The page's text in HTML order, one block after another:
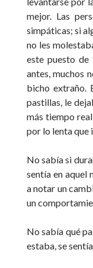
mejor. Las
simpáticas; si
no les
este puesto
antes, muchos
bicho extraño.
pastillas, le
más tiempo
por lo lenta que
No sabía si
sentía en aquel
a notar un
un
No sabía qué
estaba, se